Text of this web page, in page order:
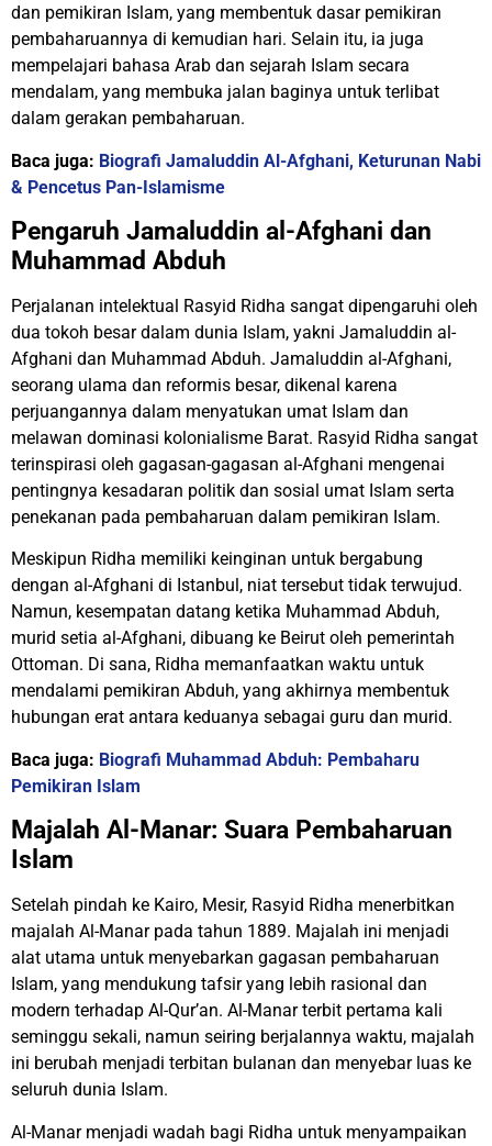
dan pemikiran Islam, yang membentuk dasar pemikiran
pembaharuannya di kemudian hari. Selain itu, ia juga
mempelajari bahasa Arab dan sejarah Islam secara
mendalam, yang membuka jalan baginya untuk terlibat
dalam gerakan pembaharuan.
Baca juga: Biografi Jamaluddin Al-Afghani, Keturunan Nabi
& Pencetus Pan-Islamisme
Pengaruh Jamaluddin al-Afghani dan
Muhammad Abduh
Perjalanan intelektual Rasyid Ridha sangat dipengaruhi oleh
dua tokoh besar dalam dunia Islam, yakni Jamaluddin al-
Afghani dan Muhammad Abduh. Jamaluddin al-Afghani,
seorang ulama dan reformis besar, dikenal karena
perjuangannya dalam menyatukan umat Islam dan
melawan dominasi kolonialisme Barat. Rasyid Ridha sangat
terinspirasi oleh gagasan-gagasan al-Afghani mengenai
pentingnya kesadaran politik dan sosial umat Islam serta
penekanan pada pembaharuan dalam pemikiran Islam.
Meskipun Ridha memiliki keinginan untuk bergabung
dengan al-Afghani di Istanbul, niat tersebut tidak terwujud.
Namun, kesempatan datang ketika Muhammad Abduh,
murid setia al-Afghani, dibuang ke Beirut oleh pemerintah
Ottoman. Di sana, Ridha memanfaatkan waktu untuk
mendalami pemikiran Abduh, yang akhirnya membentuk
hubungan erat antara keduanya sebagai guru dan murid.
Baca juga: Biografi Muhammad Abduh: Pembaharu
Pemikiran Islam
Majalah Al-Manar: Suara Pembaharuan
Islam
Setelah pindah ke Kairo, Mesir, Rasyid Ridha menerbitkan
majalah Al-Manar pada tahun 1889. Majalah ini menjadi
alat utama untuk menyebarkan gagasan pembaharuan
Islam, yang mendukung tafsir yang lebih rasional dan
modern terhadap Al-Qur’an. Al-Manar terbit pertama kali
seminggu sekali, namun seiring berjalannya waktu, majalah
ini berubah menjadi terbitan bulanan dan menyebar luas ke
seluruh dunia Islam.
Al-Manar menjadi wadah bagi Ridha untuk menyampaikan